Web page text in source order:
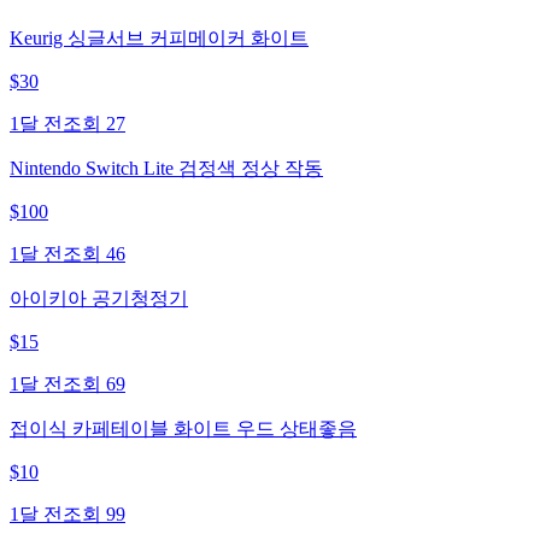
Keurig 싱글서브 커피메이커 화이트
$30
1달 전 조회 27
Nintendo Switch Lite 검정색 정상 작동
$100
1달 전 조회 46
아이키아 공기청정기
$15
1달 전 조회 69
접이식 카페테이블 화이트 우드 상태좋음
$10
1달 전 조회 99